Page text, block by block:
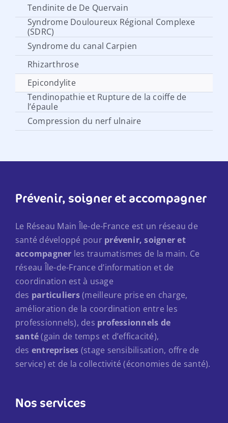
Tendinite de De Quervain
Syndrome Douloureux Régional Complexe
(SDRC)
Syndrome du canal Carpien
Rhizarthrose
Epicondylite
Tendinopathie et Rupture de la coiffe de
l’épaule
Compression du nerf ulnaire
Prévenir, soigner et accompagner
Le Réseau Main Île-de-France est un réseau de
santé développé pour prévenir, soigner et
accompagner les traumatismes de la main. Ce
réseau Île-de-France d’information et de
coordination est à usage
des particuliers(meilleure prise en charge,
amélioration de la coordination entre les
professionnels), des professionnels de
santé(gain de temps et d’efficacité),
des entreprises (stage sensibilisation, offre de
service) et de la collectivité (économies de santé).
Nos services